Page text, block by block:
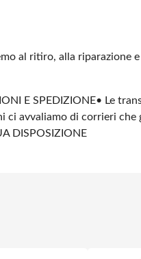
al ritiro, alla riparazione
E SPEDIZIONE• Le
ci avvaliamo di corrieri che
DISPOSIZIONE